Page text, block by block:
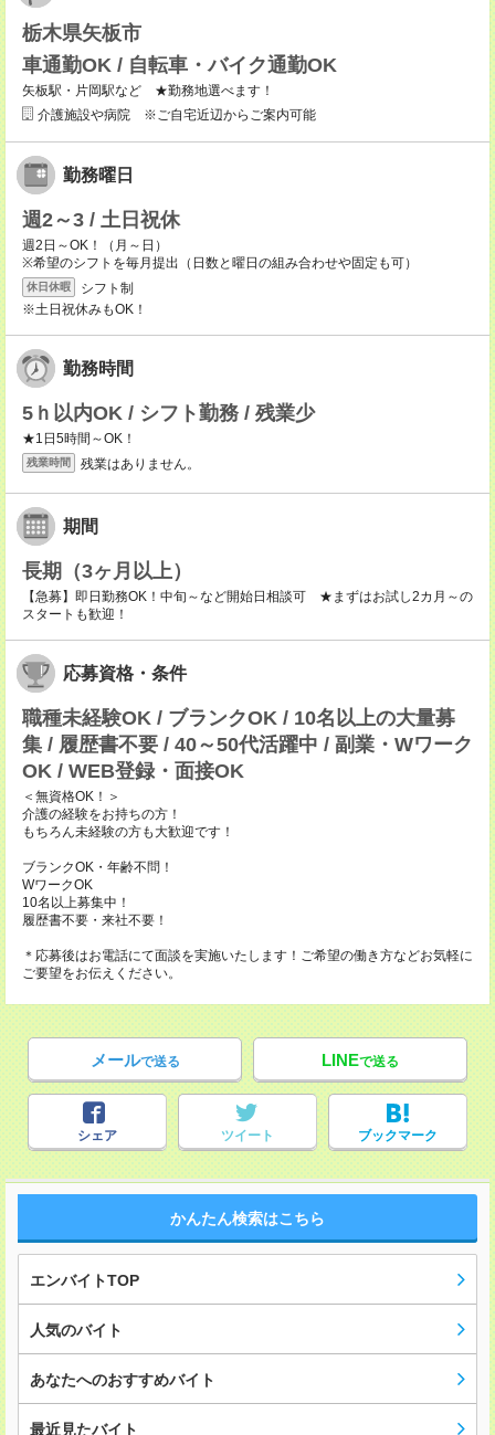
栃木県矢板市
車通勤OK / 自転車・バイク通勤OK
矢板駅・片岡駅など ★勤務地選べます！
介護施設や病院 ※ご自宅近辺からご案内可能
勤務曜日
週2～3 / 土日祝休
週2日～OK！（月～日）
※希望のシフトを毎月提出（日数と曜日の組み合わせや固定も可）
休日休暇
シフト制
※土日祝休みもOK！
勤務時間
5ｈ以内OK / シフト勤務 / 残業少
★1日5時間～OK！
残業時間 残業はありません。
期間
長期（3ヶ月以上）
【急募】即日勤務OK！中旬～など開始日相談可 ★まずはお試し2カ月～の
スタートも歓迎！
応募資格・条件
職種未経験OK / ブランクOK / 10名以上の大量募
集 / 履歴書不要 / 40～50代活躍中 / 副業・Wワーク
OK / WEB登録・面接OK
＜無資格OK！＞
介護の経験をお持ちの方！
もちろん未経験の方も大歓迎です！
ブランクOK・年齢不問！
WワークOK
10名以上募集中！
履歴書不要・来社不要！
＊応募後はお電話にて面談を実施いたします！ご希望の働き方などお気軽に
ご要望をお伝えください。
メールで送る LINEで送る
シェア ツイート ブックマーク
かんたん検索はこちら
エンバイトTOP
人気のバイト
あなたへのおすすめバイト
最近見たバイト